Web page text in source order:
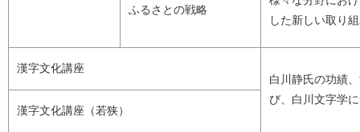
ふるさとの戦略
した新しい取り
漢字文化講座
白川静氏の功績
び、白川文字学
漢字文化講座（若狭）